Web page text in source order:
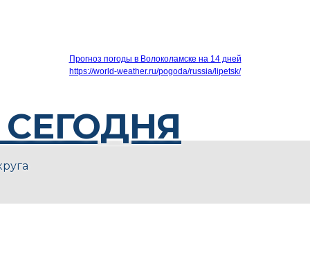
Прогноз погоды в Волоколамске на 14 дней
https://world-weather.ru/pogoda/russia/lipetsk/